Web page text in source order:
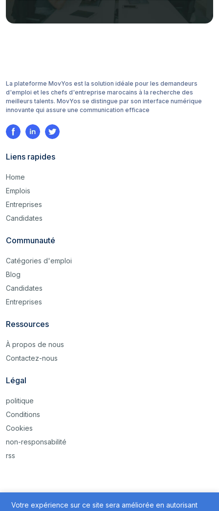
La plateforme MovYos est la solution idéale pour les demandeurs
d'emploi et les chefs d'entreprise marocains à la recherche des
meilleurs talents. MovYos se distingue par son interface numérique
innovante qui assure une communication efficace
Liens rapides
Home
Emplois
Entreprises
Candidates
Communauté
Catégories d'emploi
Blog
Candidates
Entreprises
Ressources
À propos de nous
Contactez-nous
Légal
politique
Conditions
Cookies
non-responsabilité
rss
Votre expérience sur ce site sera améliorée en autorisant